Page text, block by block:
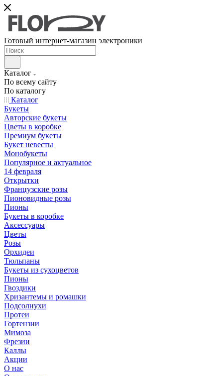
Готовый интернет-магазин электроники
Каталог
По всему сайту
По каталогу
Каталог
Букеты
Авторские букеты
Цветы в коробке
Премиум букеты
Букет невесты
Монобукеты
Популярное и актуальное
14 февраля
Открытки
Французские розы
Пионовидные розы
Пионы
Букеты в коробке
Аксессуары
Цветы
Розы
Орхидеи
Тюльпаны
Букеты из сухоцветов
Пионы
Гвоздики
Хризантемы и ромашки
Подсолнухи
Протеи
Гортензии
Мимоза
Фрезии
Каллы
Акции
О нас